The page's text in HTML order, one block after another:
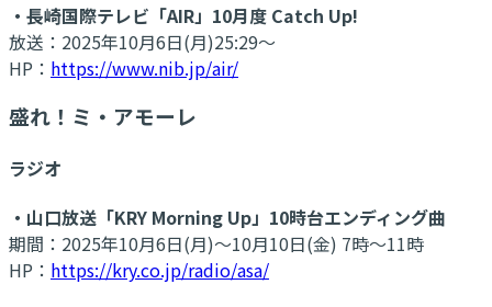
・長崎国際テレビ「AIR」10月度 Catch Up!
放送：2025年10月6日(月)25:29～
HP： https://www.nib.jp/air/
盛れ！ミ・アモーレ
ラジオ
・山口放送「KRY Morning Up」10時台エンディング曲
期間：2025年10月6日(月)～10月10日(金) 7時～11時
HP： https://kry.co.jp/radio/asa/